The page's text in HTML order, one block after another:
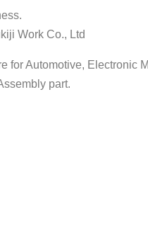
Work Co., Ltd
for Automotive, Electronic
part.